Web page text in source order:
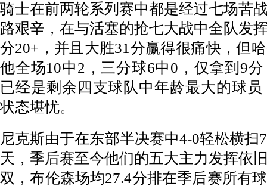
骑士在前两轮系列赛中都是经过七场苦
路艰辛，在与活塞的抢七大战中全队发
分20+，并且大胜31分赢得很痛快，但
他全场10中2，三分球6中0，仅拿到9
已经是剩余四支球队中年龄最大的球
状态堪忧。
尼克斯由于在东部半决赛中4-0轻松横扫
天，季后赛至今他们的五大主力发挥依
双，布伦森场均27.4分排在季后赛所有